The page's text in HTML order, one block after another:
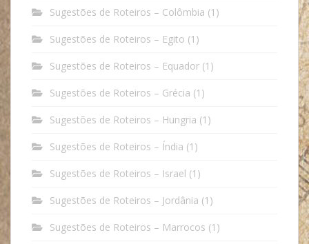
Sugestões de Roteiros – Colômbia (1)
Sugestões de Roteiros – Egito (1)
Sugestões de Roteiros – Equador (1)
Sugestões de Roteiros – Grécia (1)
Sugestões de Roteiros – Hungria (1)
Sugestões de Roteiros – Índia (1)
Sugestões de Roteiros – Israel (1)
Sugestões de Roteiros – Jordânia (1)
Sugestões de Roteiros – Marrocos (1)